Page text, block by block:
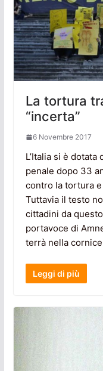
La tortura
“incerta”
6 Novembre 2017
L’Italia si è
penale dopo 33
contro la tortura
Tuttavia il testo
cittadini da
portavoce di
terrà nella
Leggi di più